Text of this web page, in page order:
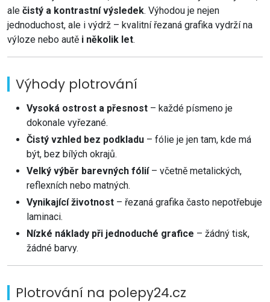
ale čistý a kontrastní výsledek. Výhodou je nejen
jednoduchost, ale i výdrž – kvalitní řezaná grafika vydrží na
výloze nebo autě i několik let.
Výhody plotrování
Vysoká ostrost a přesnost – každé písmeno je
dokonale vyřezané.
Čistý vzhled bez podkladu – fólie je jen tam, kde má
být, bez bílých okrajů.
Velký výběr barevných fólií– včetně metalických,
reflexních nebo matných.
Vynikající životnost – řezaná grafika často nepotřebuje
laminaci.
Nízké náklady při jednoduché grafice – žádný tisk,
žádné barvy.
Plotrování na polepy24.cz